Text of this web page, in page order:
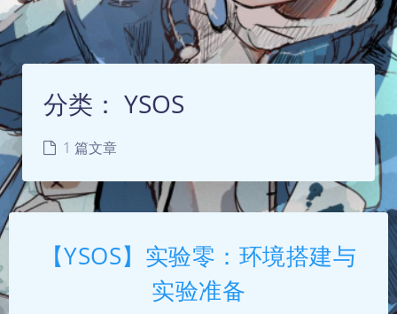
分类： YSOS
1 篇文章
【YSOS】实验零：环境搭建与
实验准备